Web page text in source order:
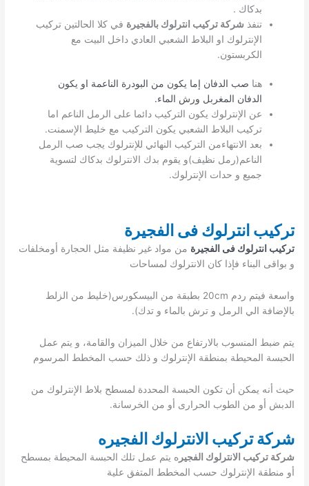
بدكاك .
تنفذ شركة تركيب انترلوك بالفجيرة في كلا الحالتين تركيب
الإنترلوك او البلاط الشعبي العادي داخل البيت مع
الكربستون.
هنا صب الدفان إما يكون من البودرة الناعمة او يكون
الدفان المغربل ورش الماء.
عن الإنترلوك يكون التركيب دائما على الرمل الناعم اما
تركيب البلاط الشعبي يكون التركيب مع خليط الإسمنت.
بعد الانتهاءمن التركيب النهائي للإنترلوك يجب صب الرمل
الناعم(رمل نظيف)و يقوم بدك الانترلوك بدكاك لتسوية
جميع و حدات الإنترلوك.
تركيب انترلوك فى الفجيرة
تركيب انترلوك فى الفجيرة من مواد غير نظيفة مثل الحجارة أومخلفات
و بواقى البناء فإذا كان الانترلوك لمساحات
واسعة فيتم ردم 20cm بطبقة من البيسكورس(خليط من الزلط
بالإضافة الي الرمل و ترش بالماء و تدك).
يتم ضبط المنسوب بالارتفاع من خلال الميزان والقامة، و يتم عمل
الحبسة المحيطة بمنطقة الإنترلوك و ذلك حسب المخطط المرسوم
حيث أنه يمكن أن تكون الحبسة المحددة لمسطح بلاط الإنترلوك من
الدبش أو من الطوب الحرارى أو من الخرسانة.
شركة تركيب الانترلوك الفجيره
شركة تركيب الانترلوك الفجيره يتم عمل تلك الحبسة المحيطة بمسطح
أو منطقة الإنترلوك حسب المخطط المتفق علية